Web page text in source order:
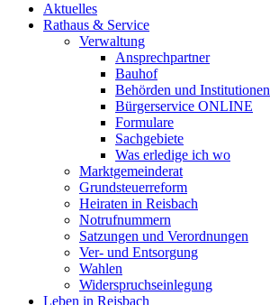
Aktuelles
Rathaus & Service
Verwaltung
Ansprechpartner
Bauhof
Behörden und Institutionen
Bürgerservice ONLINE
Formulare
Sachgebiete
Was erledige ich wo
Marktgemeinderat
Grundsteuerreform
Heiraten in Reisbach
Notrufnummern
Satzungen und Verordnungen
Ver- und Entsorgung
Wahlen
Widerspruchseinlegung
Leben in Reisbach